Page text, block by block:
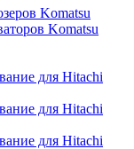
Komatsu
Komatsu
для Hitachi
для Hitachi
для Hitachi